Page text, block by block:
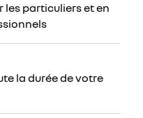
particuliers et en
la durée de votre